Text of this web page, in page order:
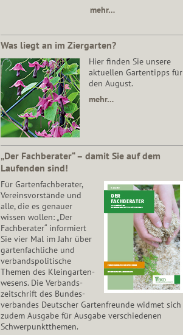
mehr…
Was liegt an im Ziergarten?
Hier finden Sie unsere
aktuellen Gartentipps für
den August.
mehr…
„Der Fachberater“ – damit Sie auf dem
Laufenden sind!
Für Gartenfachberater,
Vereinsvorstände und
alle, die es genauer
wissen wollen: „Der
Fachberater“ informiert
Sie vier Mal im Jahr über
gartenfachliche und
verbandspolitische
Themen des Klein­gar­ten­
wesens. Die Ver­bands­
zeit­schrift des Bun­des­
ver­ban­des Deutscher Gartenfreunde widmet sich
zudem Ausgabe für Ausgabe verschiedenen
Schwer­punkt­the­men.